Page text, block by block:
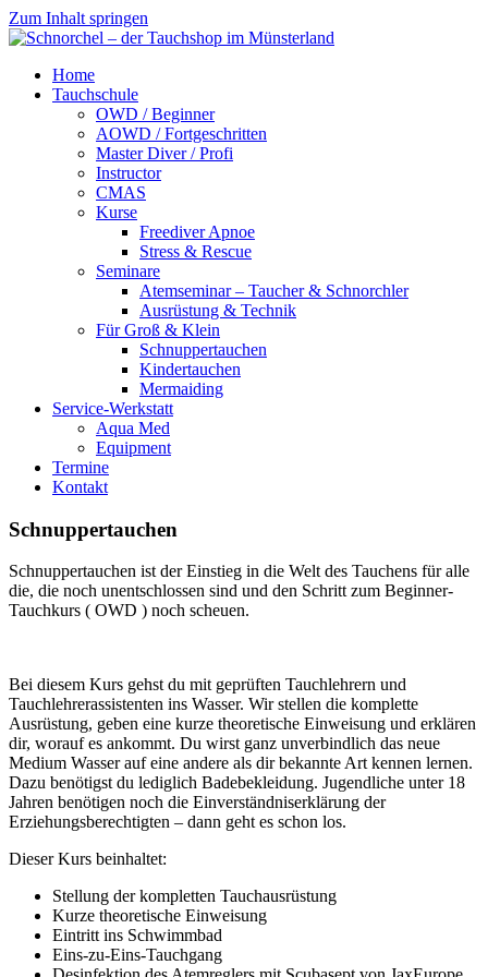
Zum Inhalt springen
Schnorchel
Tauchshop
Münsterland
Schnorchel
Tauchshop
Münsterland
Home
Tauchschule
OWD / Beginner
AOWD / Fortgeschritten
Master Diver / Profi
Instructor
CMAS
Kurse
Freediver Apnoe
Stress & Rescue
Seminare
Atemseminar – Taucher & Schnorchler
Ausrüstung & Technik
Für Groß & Klein
Schnuppertauchen
Kindertauchen
Mermaiding
Service-Werkstatt
Aqua Med
Equipment
Termine
Kontakt
Schnuppertauchen
Schnuppertauchen ist der Einstieg in die Welt des Tauchens für alle
die, die noch unentschlossen sind und den Schritt zum Beginner-
Tauchkurs ( OWD ) noch scheuen.
Bei diesem Kurs gehst du mit geprüften Tauchlehrern und
Tauchlehrerassistenten ins Wasser. Wir stellen die komplette
Ausrüstung, geben eine kurze theoretische Einweisung und erklären
dir, worauf es ankommt. Du wirst ganz unverbindlich das neue
Medium Wasser auf eine andere als dir bekannte Art kennen lernen.
Dazu benötigst du lediglich Badebekleidung. Jugendliche unter 18
Jahren benötigen noch die Einverständniserklärung der
Erziehungsberechtigten – dann geht es schon los.
Dieser Kurs beinhaltet:
Stellung der kompletten Tauchausrüstung
Kurze theoretische Einweisung
Eintritt ins Schwimmbad
Eins-zu-Eins-Tauchgang